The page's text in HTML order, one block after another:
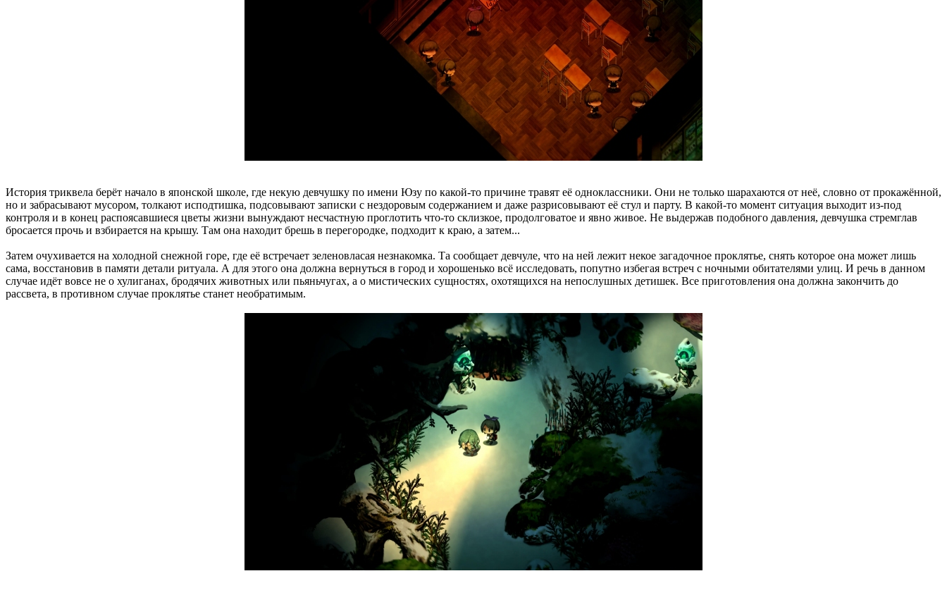
История триквела берёт начало в японской школе, где некую девчушку по имени Юзу по какой-то причине травят её одноклассники. Они не только шарахаются от неё, словно от прокажённой,
но и забрасывают мусором, толкают исподтишка, подсовывают записки с нездоровым содержанием и даже разрисовывают её стул и парту. В какой-то момент ситуация выходит из-под
контроля и в конец распоясавшиеся цветы жизни вынуждают несчастную проглотить что-то склизкое, продолговатое и явно живое. Не выдержав подобного давления, девчушка стремглав
бросается прочь и взбирается на крышу. Там она находит брешь в перегородке, подходит к краю, а затем...
Затем очухивается на холодной снежной горе, где её встречает зеленовласая незнакомка. Та сообщает девчуле, что на ней лежит некое загадочное проклятье, снять которое она может лишь
сама, восстановив в памяти детали ритуала. А для этого она должна вернуться в город и хорошенько всё исследовать, попутно избегая встреч с ночными обитателями улиц. И речь в данном
случае идёт вовсе не о хулиганах, бродячих животных или пьяньчугах, а о мистических сущностях, охотящихся на непослушных детишек. Все приготовления она должна закончить до
рассвета, в противном случае проклятье станет необратимым.